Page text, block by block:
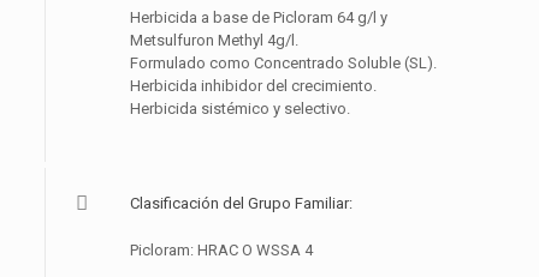
Herbicida a base de Picloram 64 g/l y
Metsulfuron Methyl 4g/l.
Formulado como Concentrado Soluble (SL).
Herbicida inhibidor del crecimiento.
Herbicida sistémico y selectivo.
Clasificación del Grupo Familiar:
Picloram: HRAC O WSSA 4